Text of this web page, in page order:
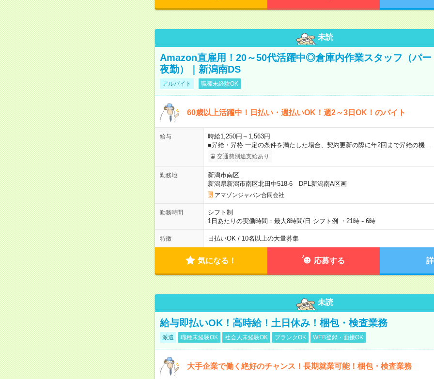
未読
Amazon直雇用！20～50代活躍中◎倉庫内作業スタッフ（パー
夜勤）｜新潟南DS
アルバイト 職種未経験OK
60歳以上活躍中！日払い・週払いOK！週2～3日OK！のバイト
給与
時給1,250円～1,563円
■昇給・昇格 一定の条件を満たした場合、契約更新の際に年2回まで昇給の機…
交通費別途支給あり
勤務地
新潟市南区
新潟県新潟市南区北田中518-6 DPL新潟南A区画
アマゾンジャパン合同会社
勤務時間
シフト制
1日あたりの実働時間：最大8時間/日 シフト例 ・21時～6時
特徴 日払いOK / 10名以上の大量募集
気になる！ 応募する
未読
給与即払いOK！高時給！土日休み！梱包・検査業務
派遣 職種未経験OK 社会人未経験OK ブランクOK WEB登録・面接OK
大手企業で働く絶好のチャンス！長期就業可能！梱包・検査業務